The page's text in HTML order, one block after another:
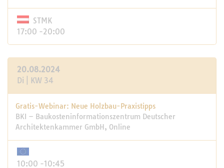
STMK
17:00 -20:00
20.08.2024
Di | KW 34
Gratis-Webinar: Neue Holzbau-Praxistipps
BKI – Baukosteninformationszentrum Deutscher
Architektenkammer GmbH, Online
10:00 -10:45